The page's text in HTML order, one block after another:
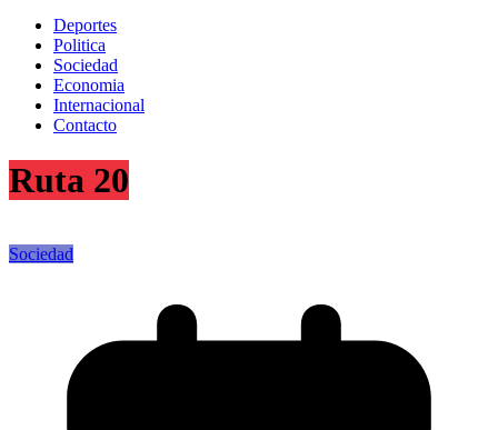
Deportes
Politica
Sociedad
Economia
Internacional
Contacto
Ruta 20
Sociedad